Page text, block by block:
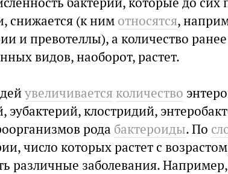
снижается (к ним относятся,
и превотеллы), а количество ранее
видов, наоборот, растет.
увеличивается количество
эубактерий, клостридий,
рода бактероиды. По
число которых растет с
различные заболевания.